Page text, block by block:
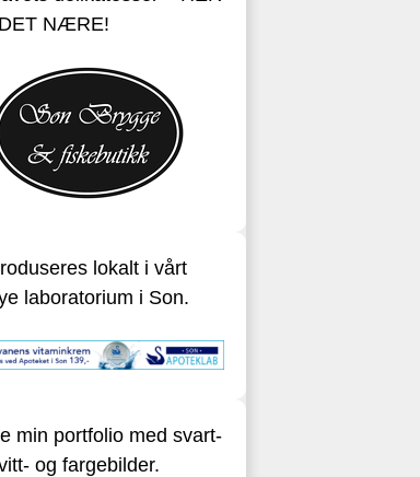
NÆRE!
lokalt i vårt
laboratorium i Son.
min portfolio med svart-
og fargebilder.